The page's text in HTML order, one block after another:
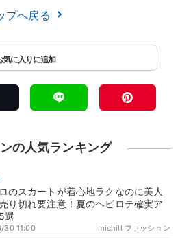
プへ戻る
の人気ランキング
のスカートが着心地ラクなのに美人
り切れ要注意！夏のヘビロテ確実ア
選
michill ファッション
30 11:00